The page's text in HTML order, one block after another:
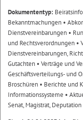
Dokumententyp:
Bekanntmachungen •
Dienstvereinbarungen •
und Rechtsverordnungen •
Dienstvereinbarungen,
Gutachten • Verträge und
Geschäftsverteilungs- und
Broschüren • Berichte und
Informationssysteme •
Senat, Magistrat, Deputation